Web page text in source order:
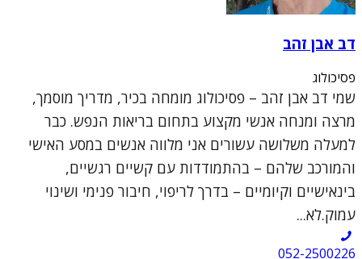
דב אבן זהב
פסיכולוג
שמי דב אבן זהב – פסיכולוג מומחה בכיר, מדריך מוסמך,
מרצה ומנחה אנשי מקצוע בתחום בריאות הנפש. כבר
למעלה משלושה עשורים אני מלווה אנשים במסע האישי
והמורכב שלהם – בהתמודדות עם קשיים רגשיים,
בינאישיים וקיומיים – בדרך לריפוי, חיבור פנימי ושינוי
עמוק.לא...
052-2500226